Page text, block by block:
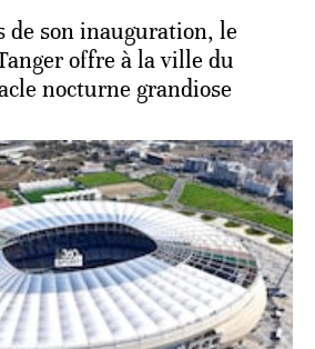
de son inauguration, le
offre à la ville du
nocturne grandiose